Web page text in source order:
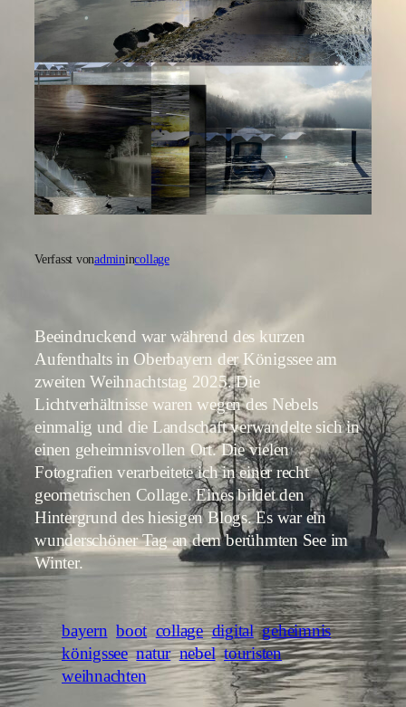
Verfasst vonadminincollage
Beeindruckend war während des kurzen
Aufenthalts in Oberbayern der Königssee am
zweiten Weihnachtstag 2025. Die
Lichtverhältnisse waren wegen des Nebels
einmalig und die Landschaft verwandelte sich in
einen geheimnisvollen Ort. Die vielen
Fotografien verarbeitete ich in einer recht
geometrischen Collage. Eines bildet den
Hintergrund des hiesigen Blogs. Es war ein
wunderschöner Tag an dem berühmten See im
Winter.
bayern boot collage digital geheimnis
königssee natur nebel touristen
weihnachten